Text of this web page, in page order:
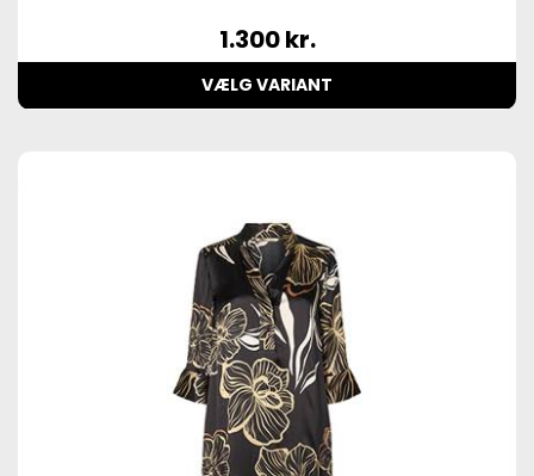
1.300kr.
VÆLG VARIANT